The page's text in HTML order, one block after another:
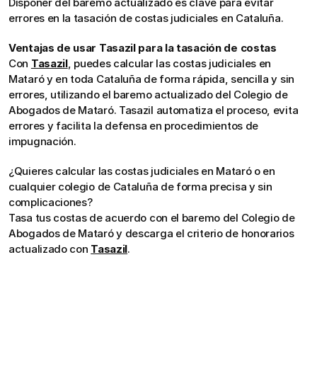
errores en la tasación de costas judiciales en Cataluña.
Ventajas de usar Tasazil para la tasación de costas
Con Tasazil, puedes calcular las costas judiciales en
Mataró y en toda Cataluña de forma rápida, sencilla y sin
errores, utilizando el baremo actualizado del Colegio de
Abogados de Mataró. Tasazil automatiza el proceso, evita
errores y facilita la defensa en procedimientos de
impugnación.
¿Quieres calcular las costas judiciales en Mataró o en
cualquier colegio de Cataluña de forma precisa y sin
complicaciones?
Tasa tus costas de acuerdo con el baremo del Colegio de
Abogados de Mataró y descarga el criterio de honorarios
actualizado con Tasazil.